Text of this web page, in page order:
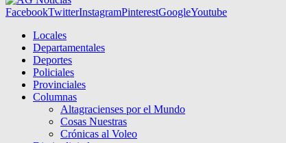
FacebookTwitterInstagramPinterestGoogleYoutube
Locales
Departamentales
Deportes
Policiales
Provinciales
Columnas
Altagracienses por el Mundo
Cosas Nuestras
Crónicas al Voleo